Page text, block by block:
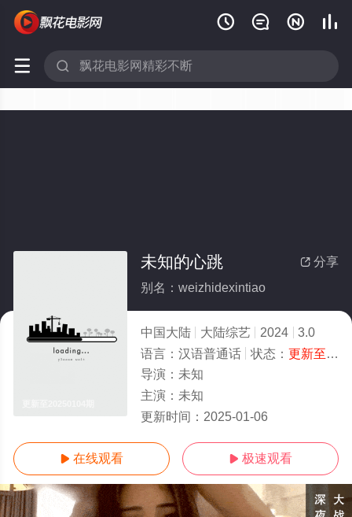
   
 
 分享
未知的心跳
别名：weizhidexintiao
中国大陆 大陆综艺 2024
3.0
语言： 汉语普通话 状态： 更新至20250104期
导演： 未知
主演： 未知
更新时间： 2025-01-06
 在线观看  极速观看